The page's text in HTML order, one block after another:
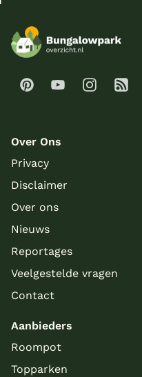
Over Ons
Privacy
Disclaimer
Over ons
Nieuws
Reportages
Veelgestelde vragen
Contact
Aanbieders
Roompot
Topparken